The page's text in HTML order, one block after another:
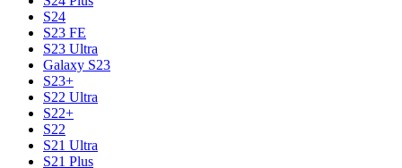
S24
S23 FE
S23 Ultra
Galaxy S23
S23+
S22 Ultra
S22+
S22
S21 Ultra
S21 Plus